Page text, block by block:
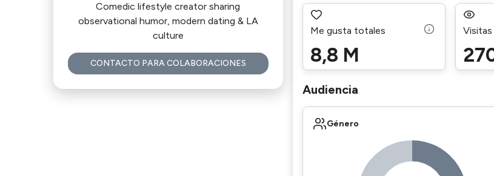
Comedic lifestyle creator sharing
observational humor, modern dating & LA
culture
CONTACTO PARA COLABORACIONES
Me gusta totales
8,8 M
Audiencia
Género